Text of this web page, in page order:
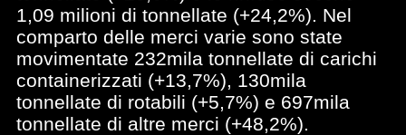
1,09 milioni di tonnellate (+24,2%). Nel
comparto delle merci varie sono state
movimentate 232mila tonnellate di carichi
containerizzati (+13,7%), 130mila
tonnellate di rotabili (+5,7%) e 697mila
tonnellate di altre merci (+48,2%).